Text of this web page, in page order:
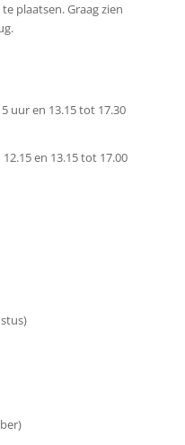
plaatsen. Graag zien
uur en 13.15 tot 17.30
en 13.15 tot 17.00